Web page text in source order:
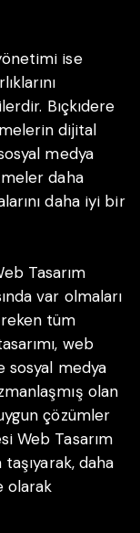
ise
Bıçkıdere
dijital
medya
daha
daha iyi bir
Tasarım
var olmaları
tüm
web
sosyal medya
olan
çözümler
Web Tasarım
daha
olarak